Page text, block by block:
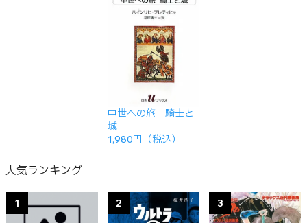
中世への旅 騎士と
城
1,980円（税込）
人気ランキング
1 2 3